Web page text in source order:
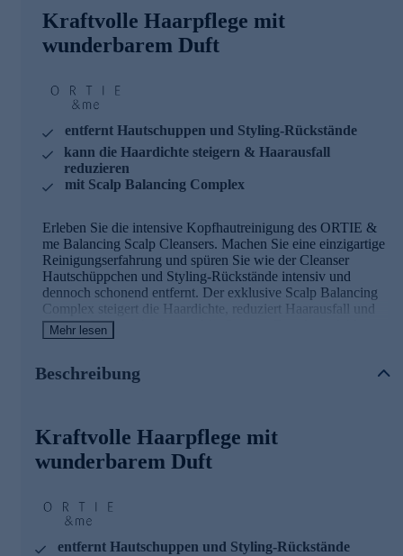
Kraftvolle Haarpflege mit
wunderbarem Duft
entfernt Hautschuppen und Styling-Rückstände
kann die Haardichte steigern & Haarausfall
reduzieren
mit Scalp Balancing Complex
Erleben Sie die intensive Kopfhautreinigung des ORTIE &
me Balancing Scalp Cleansers. Machen Sie eine einzigartige
Reinigungserfahrung und spüren Sie wie der Cleanser
Hautschüppchen und Styling-Rückstände intensiv und
dennoch schonend entfernt. Der exklusive Scalp Balancing
Complex steigert die Haardichte, reduziert Haarausfall und
regt das Haarwachstum an. Mit Grüntee-Extrakt und Aloe
Vera wird die Kopfhaut gepflegt und mit Feuchtigkeit
Unser Signature-Duft, eine harmonische Symphonie aus
erlesenem Zedernholz und sinnlichem Moschus, entfaltet
sich sanft und doch kraftvoll. Die Basisnote von Zedernholz
hinzufügt. Im Herzen dieses einzigartigen Duftes liegt der
belebende Akkord von Tee, der Frische und Vitalität
verströmt. Die Kopfnote mit ihrem Duft nach frischen
Mehr lesen
Beschreibung
Kraftvolle Haarpflege mit
wunderbarem Duft
entfernt Hautschuppen und Styling-Rückstände